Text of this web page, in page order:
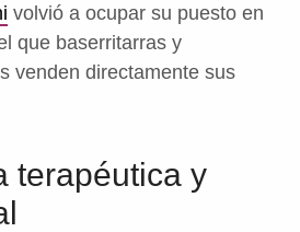
volvió a ocupar su puesto en
que baserritarras y
venden directamente sus
terapéutica y